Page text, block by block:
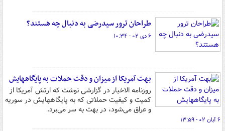
طراحان ترور سیدرضی به دنبال چه هستند؟
۶ دی ۰۲ - ۱۰:۳۴
بهت آمریکا از میزان و دقت حملات به پایگاههایش
روزنامه الاخبار در گزارشی نوشت که ارتش آمریکا از
کمیت و کیفیت حملاتی که به پایگاههایش در سوریه
و عراق می‌شود، در بهت به سر می‌برد.
۶ آبان ۰۲ - ۱۳:۵۹